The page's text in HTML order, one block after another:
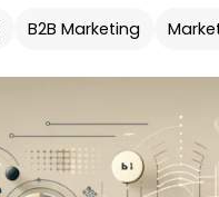
1119 PD,
020 - 26
B2B Marketing